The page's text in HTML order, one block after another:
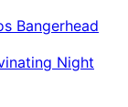
Bangerhead